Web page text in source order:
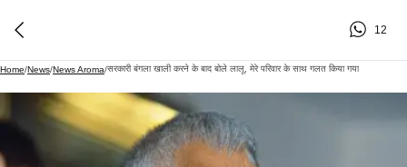
12
Home/News/News Aroma/सरकारी बंगला खाली करने के बाद बोले लालू, मेरे परिवार के साथ गलत किया गया